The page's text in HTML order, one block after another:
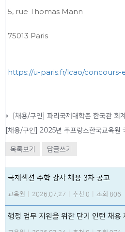
5, rue Thomas Mann
75013 Paris
https://u-paris.fr/lcao/
«
[채용/구인] 파리국제대학촌 한국관 회
목록보기 답글쓰기
국제섹션 수학 강사 채용 3차 공고
교육원 2026.07.27 추천 0 조회 806
행정 업무 지원을 위한 단기 인턴 채용